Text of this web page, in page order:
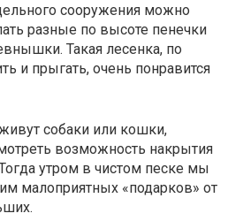
сооружения можно
разные по высоте пенечки
Такая лесенка, по
и прыгать, очень понравится
собаки или кошки,
возможность накрытия
утром в чистом песке мы
малоприятных «подарков» от